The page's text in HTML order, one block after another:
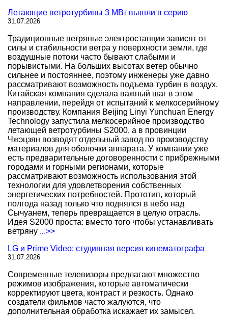
Летающие ветротурбины 3 МВт вышли в серию
31.07.2026
Традиционные ветряные электростанции зависят от
силы и стабильности ветра у поверхности земли, где
воздушные потоки часто бывают слабыми и
порывистыми. На больших высотах ветер обычно
сильнее и постояннее, поэтому инженеры уже давно
рассматривают возможность подъема турбин в воздух.
Китайская компания сделала важный шаг в этом
направлении, перейдя от испытаний к мелкосерийному
производству. Компания Beijing Linyi Yunchuan Energy
Technology запустила мелкосерийное производство
летающей ветротурбины S2000, а в провинции
Чжэцзян возводят отдельный завод по производству
материалов для оболочки аппарата. У компании уже
есть предварительные договоренности с прибрежными
городами и горными регионами, которые
рассматривают возможность использования этой
технологии для удовлетворения собственных
энергетических потребностей. Прототип, который
полгода назад только что поднялся в небо над
Сычуанем, теперь превращается в целую отрасль.
Идея S2000 проста: вместо того чтобы устанавливать
ветряну ...>>
LG и Prime Video: студияная версия кинематографа
31.07.2026
Современные телевизоры предлагают множество
режимов изображения, которые автоматически
корректируют цвета, контраст и резкость. Однако
создатели фильмов часто жалуются, что
дополнительная обработка искажает их замысел.